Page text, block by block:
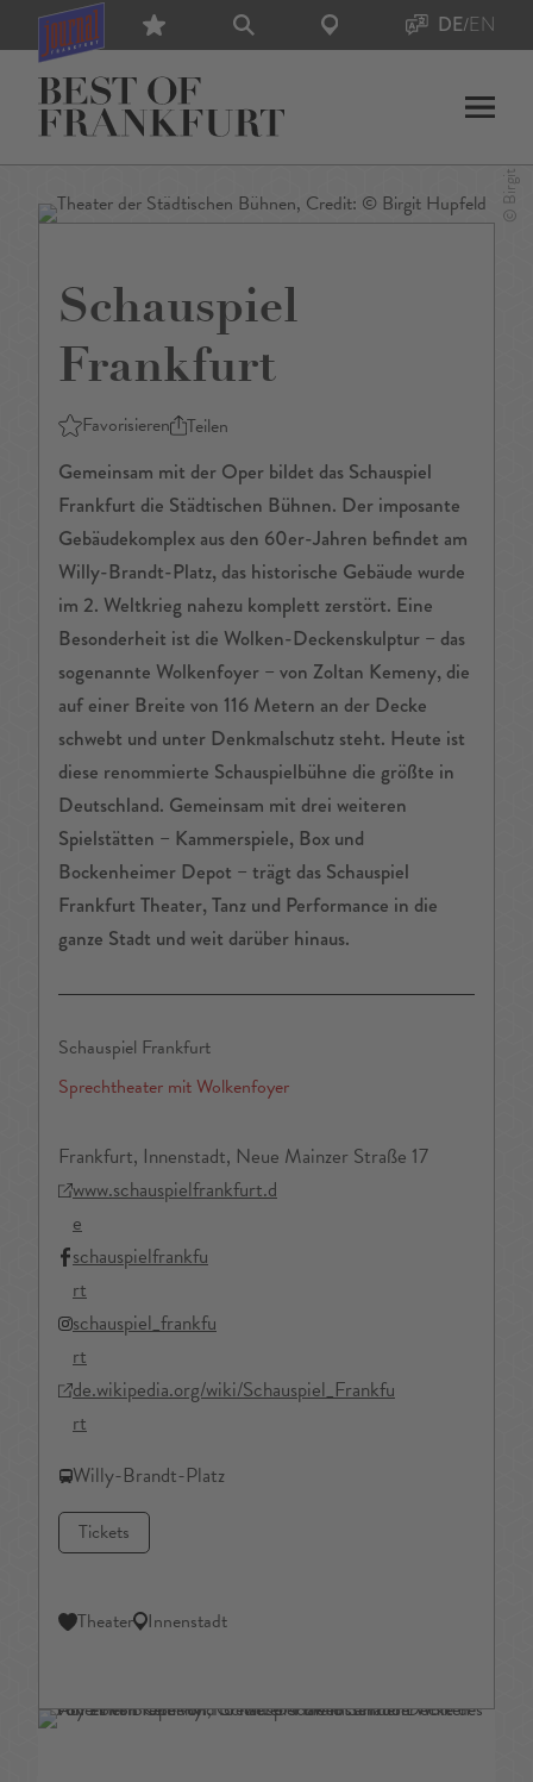
DE/EN
Schauspiel
Frankfurt
Favorisieren Teilen
Gemeinsam mit der Oper bildet das Schauspiel
Frankfurt die Städtischen Bühnen. Der imposante
Gebäudekomplex aus den 60er-Jahren befindet am
Willy-Brandt-Platz, das historische Gebäude wurde
im 2. Weltkrieg nahezu komplett zerstört. Eine
Besonderheit ist die Wolken-Deckenskulptur – das
sogenannte Wolkenfoyer – von Zoltan Kemeny, die
auf einer Breite von 116 Metern an der Decke
schwebt und unter Denkmalschutz steht. Heute ist
diese renommierte Schauspielbühne die größte in
Deutschland. Gemeinsam mit drei weiteren
Spielstätten – Kammerspiele, Box und
Bockenheimer Depot – trägt das Schauspiel
Frankfurt Theater, Tanz und Performance in die
ganze Stadt und weit darüber hinaus.
Schauspiel Frankfurt
Sprechtheater mit Wolkenfoyer
Frankfurt, Innenstadt, Neue Mainzer Straße 17
www.schauspielfrankfurt.d
e
schauspielfrankfu
rt
schauspiel_frankfu
rt
de.wikipedia.org/wiki/Schauspiel_Frankfu
rt
Willy-Brandt-Platz
Tickets
Theater Innenstadt